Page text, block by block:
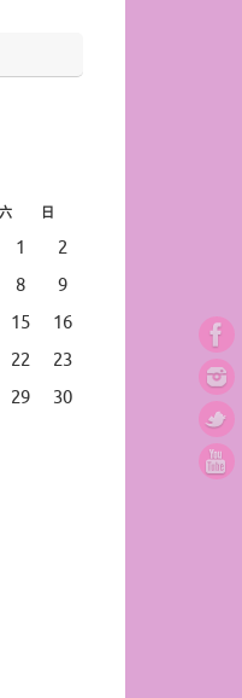
六 日
1
2
8
9
15
16
22
23
29
30